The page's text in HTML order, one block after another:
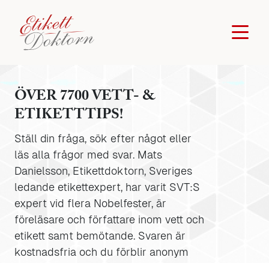
ÖVER 7700 VETT- &
ETIKETTTIPS!
Ställ din fråga, sök efter något eller
läs alla frågor med svar. Mats
Danielsson, Etikettdoktorn, Sveriges
ledande etikettexpert, har varit SVT:S
expert vid flera Nobelfester, är
föreläsare och författare inom vett och
etikett samt bemötande. Svaren är
kostnadsfria och du förblir anonym